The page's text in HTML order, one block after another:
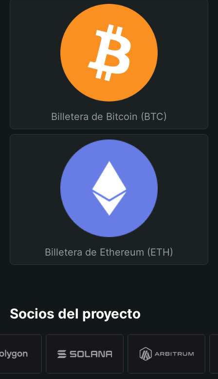
Billetera de Bitcoin (BTC)
Billetera de Ethereum (ETH)
Socios del proyecto